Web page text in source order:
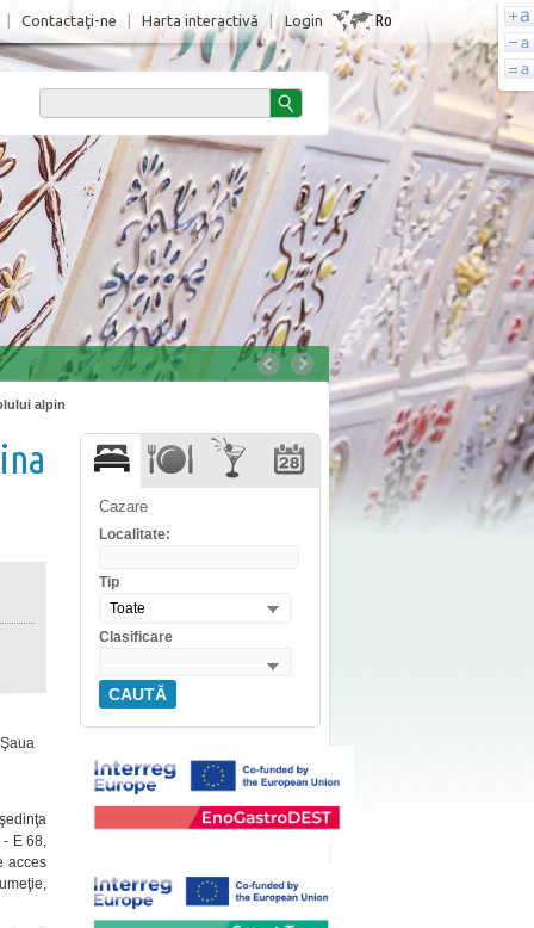
Login Ro
Contactaţi-ne Harta interactivă
alpin
E 68,
acces
Cazare
Localitate:
Tip
Toate
Clasificare
CAUTĂ